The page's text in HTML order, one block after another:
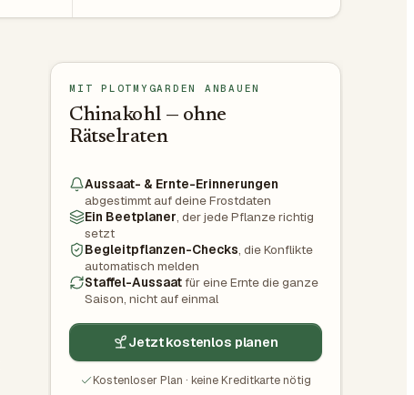
MIT PLOTMYGARDEN ANBAUEN
Chinakohl — ohne
Rätselraten
Aussaat- & Ernte-Erinnerungen
abgestimmt auf deine Frostdaten
Ein Beetplaner, der jede Pflanze richtig
setzt
Begleitpflanzen-Checks, die Konflikte
automatisch melden
Staffel-Aussaatfür eine Ernte die ganze
Saison, nicht auf einmal
Jetzt kostenlos planen
Kostenloser Plan · keine Kreditkarte nötig